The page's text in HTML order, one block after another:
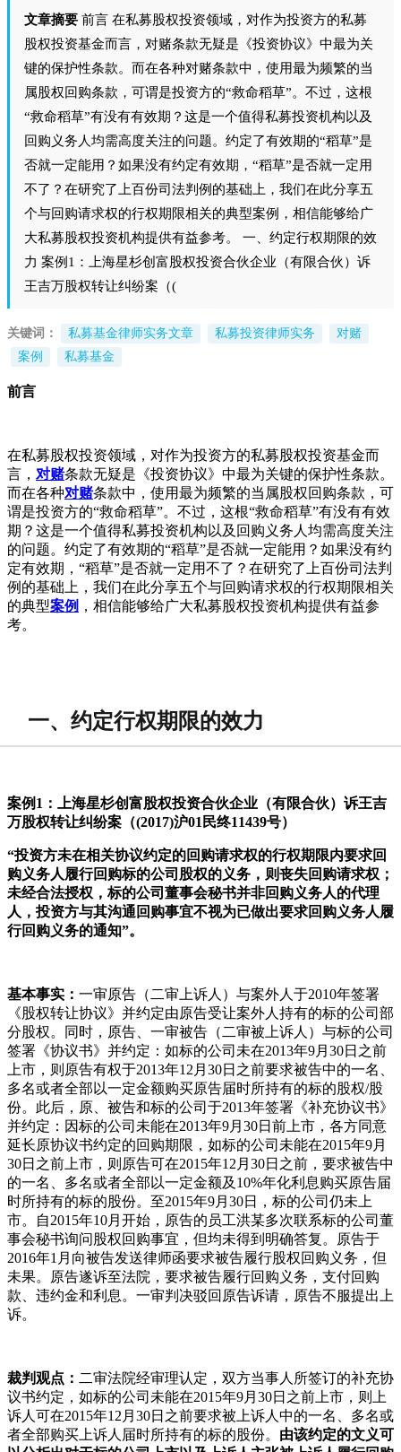
文章摘要 前言 在私募股权投资领域，对作为投资方的私募
股权投资基金而言，对赌条款无疑是《投资协议》中最为关
键的保护性条款。而在各种对赌条款中，使用最为频繁的当
属股权回购条款，可谓是投资方的“救命稻草”。不过，这根
“救命稻草”有没有有效期？这是一个值得私募投资机构以及
回购义务人均需高度关注的问题。约定了有效期的“稻草”是
否就一定能用？如果没有约定有效期，“稻草”是否就一定用
不了？在研究了上百份司法判例的基础上，我们在此分享五
个与回购请求权的行权期限相关的典型案例，相信能够给广
大私募股权投资机构提供有益参考。 一、约定行权期限的效
力 案例1：上海星杉创富股权投资合伙企业（有限合伙）诉
王吉万股权转让纠纷案（(
关键词： 私募基金律师实务文章 私募投资律师实务
对赌
案例
私募基金
前言
在私募股权投资领域，对作为投资方的私募股权投资基金而
言， 对赌条款无疑是《投资协议》中最为关键的保护性条款。
而在各种对赌条款中，使用最为频繁的当属股权回购条款，可
谓是投资方的“救命稻草”。不过，这根“救命稻草”有没有有效
期？这是一个值得私募投资机构以及回购义务人均需高度关注
的问题。约定了有效期的“稻草”是否就一定能用？如果没有约
定有效期，“稻草”是否就一定用不了？在研究了上百份司法判
例的基础上，我们在此分享五个与回购请求权的行权期限相关
的典型案例 ，相信能够给广大私募股权投资机构提供有益参
考。
一、约定行权期限的效力
案例1：上海星杉创富股权投资合伙企业（有限合伙）诉王吉
万股权转让纠纷案（(2017)沪01民终11439号）
“投资方未在相关协议约定的回购请求权的行权期限内要求回
购义务人履行回购标的公司股权的义务，则丧失回购请求权；
未经合法授权，标的公司董事会秘书并非回购义务人的代理
人，投资方与其沟通回购事宜不视为已做出要求回购义务人履
行回购义务的通知”。
基本事实： 一审原告（二审上诉人）与案外人于2010年签署
《股权转让协议》并约定由原告受让案外人持有的标的公司部
分股权。同时，原告、一审被告（二审被上诉人）与标的公司
签署《协议书》并约定：如标的公司未在2013年9月30日之前
上市，则原告有权于2013年12月30日之前要求被告中的一名、
多名或者全部以一定金额购买原告届时所持有的标的股权/股
份。此后，原、被告和标的公司于2013年签署《补充协议书》
并约定：因标的公司未能在2013年9月30日前上市，各方同意
延长原协议书约定的回购期限，如标的公司未能在2015年9月
30日之前上市，则原告可在2015年12月30日之前，要求被告中
的一名、多名或者全部以一定金额及10%年化利息购买原告届
时所持有的标的股份。至2015年9月30日，标的公司仍未上
市。自2015年10月开始，原告的员工洪某多次联系标的公司董
事会秘书询问股权回购事宜，但均未得到明确答复。原告于
2016年1月向被告发送律师函要求被告履行股权回购义务，但
未果。原告遂诉至法院，要求被告履行回购义务，支付回购
款、违约金和利息。一审判决驳回原告诉请，原告不服提出上
诉。
裁判观点： 二审法院经审理认定，双方当事人所签订的补充协
议书约定，如标的公司未能在2015年9月30日之前上市，则上
诉人可在2015年12月30日之前要求被上诉人中的一名、多名或
者全部购买上诉人届时所持有的标的股份。 由该约定的文义可